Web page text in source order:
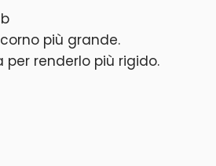
più grande.
per renderlo più rigido.